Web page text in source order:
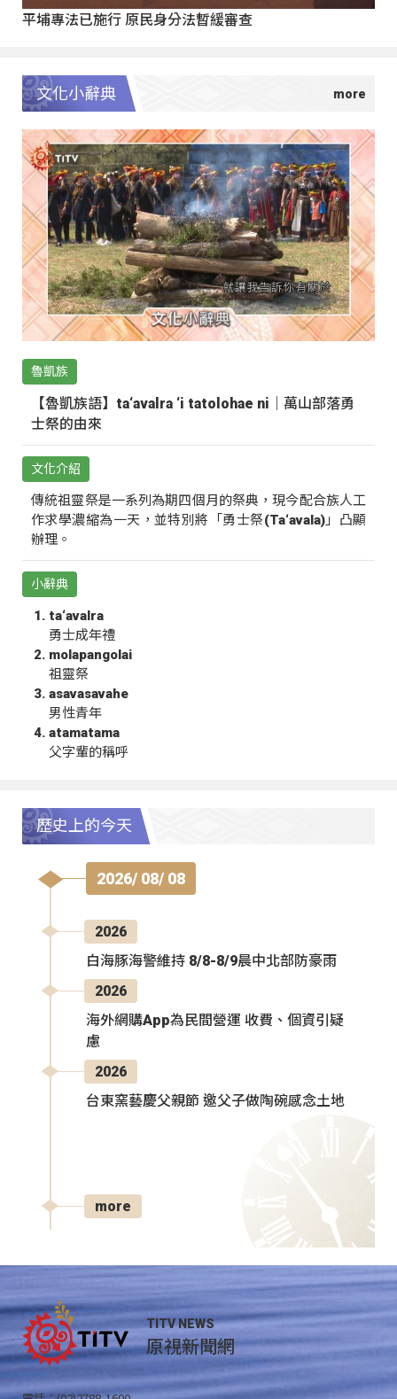
平埔專法已施行 原民身分法暫緩審查
文化小辭典
魯凱族
【魯凱族語】ta‘avalra ‘i tatolohae ni｜萬山部落勇
士祭的由來
文化介紹
傳統祖靈祭是一系列為期四個月的祭典，現今配合族人工
作求學濃縮為一天，並特別將「勇士祭(Ta‘avala)」凸顯
辦理。
小辭典
ta‘avalra
勇士成年禮
molapangolai
祖靈祭
asavasavahe
男性青年
atamatama
父字輩的稱呼
歷史上的今天
2026/ 08/ 08
2026
白海豚海警維持 8/8-8/9晨中北部防豪雨
2026
海外網購App為民間營運 收費、個資引疑
慮
2026
台東窯藝慶父親節 邀父子做陶碗感念土地
more
TITV NEWS
原視新聞網